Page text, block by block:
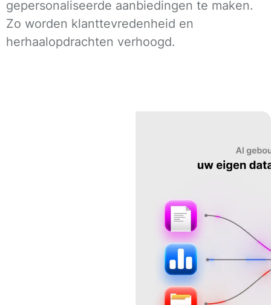
gepersonaliseerde aanbiedingen te maken.
Zo worden klanttevredenheid en
herhaalopdrachten verhoogd.